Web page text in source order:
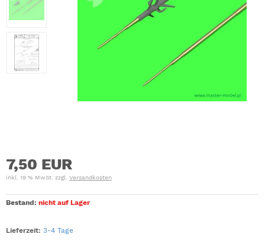
7,50 EUR
inkl. 19 % MwSt. zzgl. Versandkosten
Bestand: nicht auf Lager
Lieferzeit: 3-4 Tage